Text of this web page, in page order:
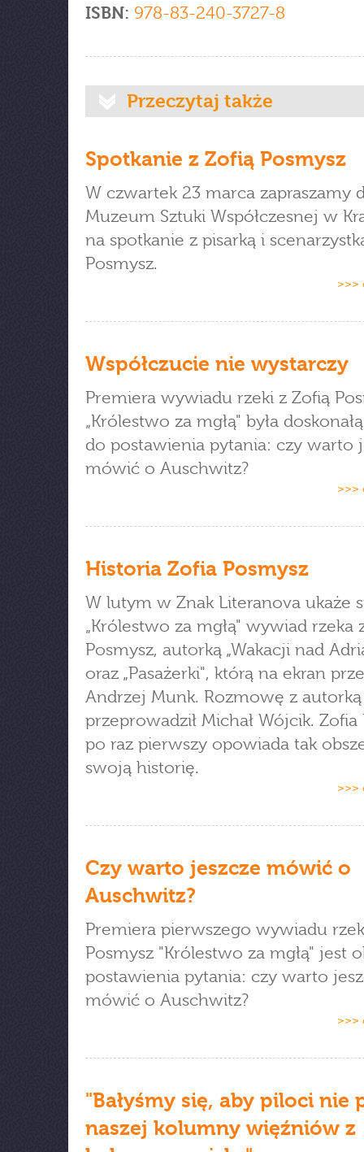
ISBN: 978-83-240-3727-8
Przeczytaj także
Spotkanie z Zofią Posmysz
W czwartek 23 marca zapraszamy
Muzeum Sztuki Współczesnej w
na spotkanie z pisarką i
Posmysz.
>>>
Współczucie nie wystarczy
Premiera wywiadu rzeki z Zofią
„Królestwo za mgłą" była
do postawienia pytania: czy warto
mówić o Auschwitz?
>>>
Historia Zofia Posmysz
W lutym w Znak Literanova ukaże
„Królestwo za mgłą" wywiad rzeka
Posmysz, autorką „Wakacji nad
oraz „Pasażerki", którą na ekran
Andrzej Munk. Rozmowę z autorką
przeprowadził Michał Wójcik. Zofia
po raz pierwszy opowiada tak
swoją historię.
>>>
Czy warto jeszcze mówić o
Auschwitz?
Premiera pierwszego wywiadu
Posmysz "Królestwo za mgłą" jest
postawienia pytania: czy warto
mówić o Auschwitz?
>>>
"Bałyśmy się, aby piloci nie
naszej kolumny więźniów z